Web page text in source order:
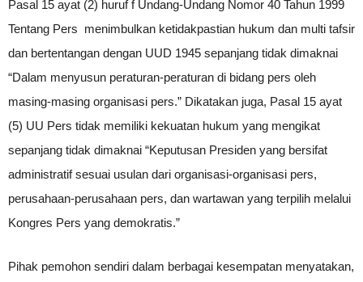
Pasal 15 ayat (2) huruf f Undang-Undang Nomor 40 Tahun 1999
Tentang Pers menimbulkan ketidakpastian hukum dan multi tafsir
dan bertentangan dengan UUD 1945 sepanjang tidak dimaknai
“Dalam menyusun peraturan-peraturan di bidang pers oleh
masing-masing organisasi pers.” Dikatakan juga, Pasal 15 ayat
(5) UU Pers tidak memiliki kekuatan hukum yang mengikat
sepanjang tidak dimaknai “Keputusan Presiden yang bersifat
administratif sesuai usulan dari organisasi-organisasi pers,
perusahaan-perusahaan pers, dan wartawan yang terpilih melalui
Kongres Pers yang demokratis.”
Pihak pemohon sendiri dalam berbagai kesempatan menyatakan,